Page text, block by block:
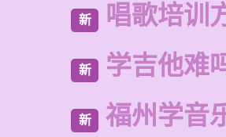
新 唱歌培训
新 学吉他难
新 福州学音